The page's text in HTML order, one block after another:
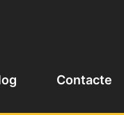
Contacte